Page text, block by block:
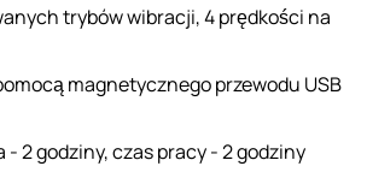
trybów wibracji, 4 prędkości na
magnetycznego przewodu USB
- 2 godziny, czas pracy - 2 godziny